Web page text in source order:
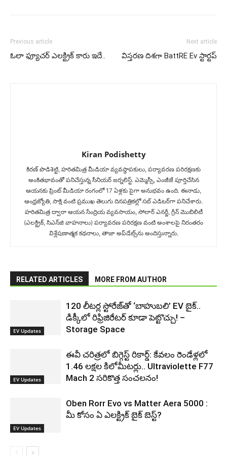
Previous article
ఓలా ఫ్యూచ‌ర్ ఎల‌క్ట్రిక్ కారు ఇదే..
Next article
విస్త‌ర‌ణ దిశ‌గా BattRE Ev స్టార్ట‌ప్
Kiran Podishetty
కిరణ్ పొడిశెట్టి, హరితమిత్ర మీడియా వ్యవస్థాపకులు, పర్యావరణ పరిరక్షణకు
అంకితభావంతో పనిచేస్తున్న సీనియ‌ర్‌ జర్నలిస్ట్. ఎమ్మెస్సీ, ఎంజీజే పూర్తిచేసిన‌
ఆయనకు ప్రింట్ మీడియా రంగంలో 17 ఏళ్లకు పైగా అనుభవం ఉంది. ఈనాడు,
ఆంధ్రజ్యోతి, సాక్షి వంటి ప్రముఖ తెలుగు దినపత్రికల్లో సబ్‌ ఎడిటర్‌గా ప‌నిచేశారు.
హరితమిత్ర ద్వారా ఆయన సేంద్రియ వ్యవసాయం, సోలార్ ఎనర్జీ, గ్రీన్ మొబిలిటీ
(ఎలక్ట్రిక్‌, సిఎన్‌జి వాహనాలు) ప‌ర్యావ‌ర‌ణ ప‌రిర‌క్ష‌ణ వంటి అంశాలపై నిరంతరం
విశ్లేషణాత్మక కథనాలు, తాజా అప్‌డేట్స్‌ను అందిస్తున్నారు.
RELATED ARTICLES MORE FROM AUTHOR
EV Updates
120 లీటర్ల స్టోరేజ్‌తో ‘బాహుబలి’ EV బైక్..
డిక్కీలో రిఫ్రిజిరేటర్ కూడా పెట్టొచ్చు! –
Storage Space
EV Updates
ఈవీ చరిత్రలో బిగ్గెస్ట్ రికార్డ్: కేవలం రెండేళ్లలో
1.46 లక్షల కిలోమీటర్లు.. Ultraviolette F77
Mach 2 సరికొత్త సంచలనం!
EV Updates
Oben Rorr Evo vs Matter Aera 5000 :
మీ కోసం ఏ ఎలక్ట్రిక్ బైక్ బెస్ట్?